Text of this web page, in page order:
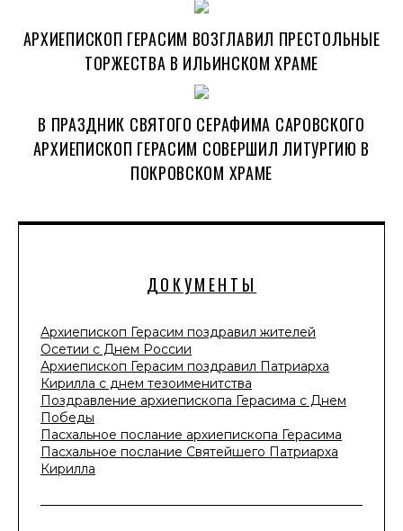
ДОКУМЕНТЫ
Архиепископ Герасим поздравил жителей
Осетии с Днем России
Архиепископ Герасим поздравил Патриарха
Кирилла с днем тезоименитства
Поздравление архиепископа Герасима с Днем
Победы
Пасхальное послание архиепископа Герасима
Пасхальное послание Святейшего Патриарха
Кирилла
АРХИЕПИСКОП ГЕРАСИМ ВОЗГЛАВИЛ ПРЕСТОЛЬНЫЕ
ТОРЖЕСТВА В ИЛЬИНСКОМ ХРАМЕ
В ПРАЗДНИК СВЯТОГО СЕРАФИМА САРОВСКОГО
АРХИЕПИСКОП ГЕРАСИМ СОВЕРШИЛ ЛИТУРГИЮ В
ПОКРОВСКОМ ХРАМЕ